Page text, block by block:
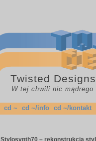
Twisted Designs
W tej chwili nic mądrego
cd ~ cd ~/info cd ~/kontakt
Stylosynth70 – rekonstrukcja